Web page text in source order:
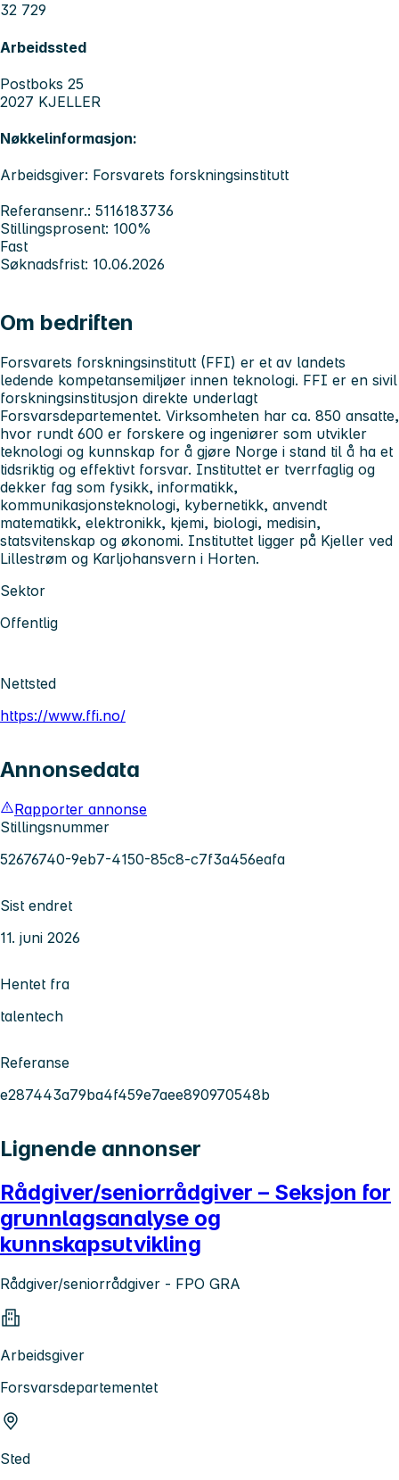
32 729
Arbeidssted
Postboks 25
2027 KJELLER
Nøkkelinformasjon:
Arbeidsgiver: Forsvarets forskningsinstitutt
Referansenr.: 5116183736
Stillingsprosent: 100%
Fast
Søknadsfrist: 10.06.2026
Om bedriften
Forsvarets forskningsinstitutt (FFI) er et av landets
ledende kompetansemiljøer innen teknologi. FFI er en sivil
forskningsinstitusjon direkte underlagt
Forsvarsdepartementet. Virksomheten har ca. 850 ansatte,
hvor rundt 600 er forskere og ingeniører som utvikler
teknologi og kunnskap for å gjøre Norge i stand til å ha et
tidsriktig og effektivt forsvar. Instituttet er tverrfaglig og
dekker fag som fysikk, informatikk,
kommunikasjonsteknologi, kybernetikk, anvendt
matematikk, elektronikk, kjemi, biologi, medisin,
statsvitenskap og økonomi. Instituttet ligger på Kjeller ved
Lillestrøm og Karljohansvern i Horten.
Sektor
Offentlig
Nettsted
https://www.ffi.no/
Annonsedata
Rapporter annonse
Stillingsnummer
52676740-9eb7-4150-85c8-c7f3a456eafa
Sist endret
11. juni 2026
Hentet fra
talentech
Referanse
e287443a79ba4f459e7aee890970548b
Lignende annonser
Rådgiver/seniorrådgiver – Seksjon for
grunnlagsanalyse og
kunnskapsutvikling
Rådgiver/seniorrådgiver - FPO GRA
Arbeidsgiver
Forsvarsdepartementet
Sted